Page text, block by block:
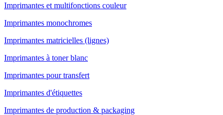
Imprimantes et multifonctions couleur
Imprimantes monochromes
Imprimantes matricielles (lignes)
Imprimantes à toner blanc
Imprimantes pour transfert
Imprimantes d'étiquettes
Imprimantes de production & packaging